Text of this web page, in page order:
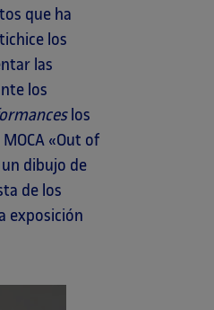
que ha
los
las
los
los
«Out of
dibujo de
de los
exposición